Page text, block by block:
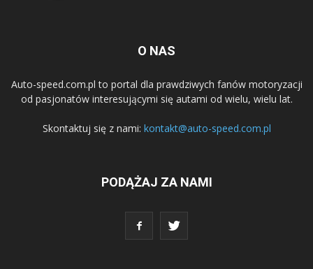
O NAS
Auto-speed.com.pl to portal dla prawdziwych fanów motoryzacji
od pasjonatów interesującymi się autami od wielu, wielu lat.
Skontaktuj się z nami: kontakt@auto-speed.com.pl
PODĄŻAJ ZA NAMI